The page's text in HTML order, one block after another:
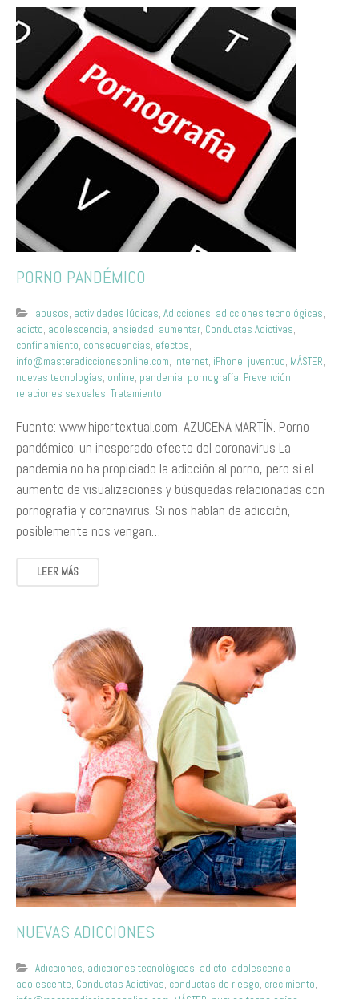
PORNO PANDÉMICO
abusos, actividades lúdicas, Adicciones, adicciones tecnológicas,
adicto, adolescencia, ansiedad, aumentar, Conductas Adictivas,
confinamiento, consecuencias, efectos,
info@masteradiccionesonline.com, Internet, iPhone, juventud, MÁSTER,
nuevas tecnologías, online, pandemia, pornografía, Prevención,
relaciones sexuales, Tratamiento
Fuente: www.hipertextual.com. AZUCENA MARTÍN. Porno
pandémico: un inesperado efecto del coronavirus La
pandemia no ha propiciado la adicción al porno, pero sí el
aumento de visualizaciones y búsquedas relacionadas con
pornografía y coronavirus. Si nos hablan de adicción,
posiblemente nos vengan…
LEER MÁS
NUEVAS ADICCIONES
Adicciones, adicciones tecnológicas, adicto, adolescencia,
adolescente, Conductas Adictivas, conductas de riesgo, crecimiento,